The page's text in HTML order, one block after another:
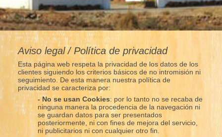
Aviso legal / Política de privacidad
Esta página web respeta la privacidad de los datos de los
clientes siguiendo los criterios básicos de no intromisión ni
seguimiento. De esta manera nuestra política de
privacidad se caracteriza por:
- No se usan Cookies: por lo tanto no se recaba de
ninguna manera la procedencia de la navegación ni
se guardan datos para ser presentados
posteriormente, ni con fines de mejora del servicio,
ni publicitarios ni con cualquier otro fin.